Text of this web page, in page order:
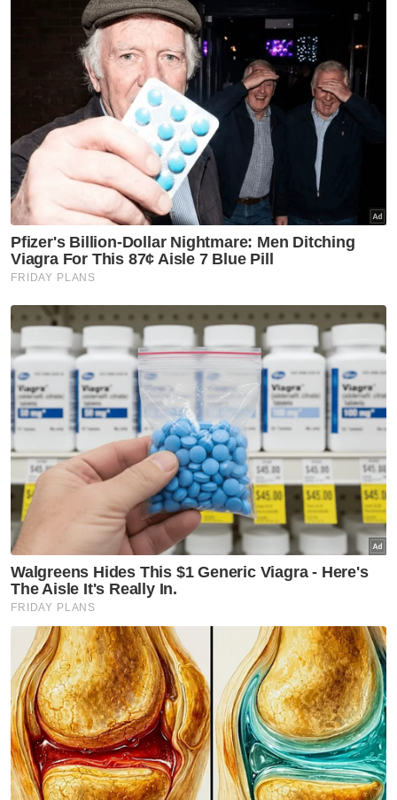
Artikel Berkaitan:
Pelajar Tingkatan 2 meninggal dunia: 'Muhammad
Raiyan tak sakit apa-apa, badan dia fit' - Bapa
Sebalik rutin, ada aspek perlu diberi perhatian
Remaja dirompak, dirogol ketika joging masih trauma
Rogol dan samun: Remaja dipukul guna kayu oleh
Remaja 15 tahun dipercayai dirompak, dirogol
semasa berjoging
Muat turun aplikasi Sinar Harian.Klik di sini!
Mekanik
Jenayah
Rogol
Artikel Disyorkan
Semasa
Pasangan suami isteri dilapor
hilang ditahan selepas serah
diri